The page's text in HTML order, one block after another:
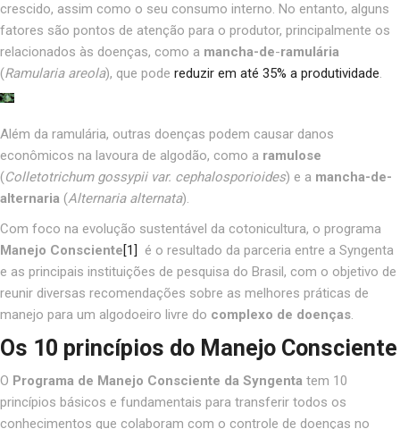
crescido, assim como o seu consumo interno. No entanto, alguns
fatores são pontos de atenção para o produtor, principalmente os
relacionados às doenças, como a mancha-de-ramulária
(Ramularia areola), que pode reduzir em até 35% a produtividade.
Além da ramulária, outras doenças podem causar danos
econômicos na lavoura de algodão, como a ramulose
(Colletotrichum gossypii var. cephalosporioides) e a mancha-de-
alternaria (Alternaria alternata).
Com foco na evolução sustentável da cotonicultura, o programa
Manejo Consciente[1]
é o resultado da parceria entre a Syngenta
e as principais instituições de pesquisa do Brasil, com o objetivo de
reunir diversas recomendações sobre as melhores práticas de
manejo para um algodoeiro livre do complexo de doenças.
Os 10 princípios do Manejo Consciente
O Programa de Manejo Consciente da Syngenta tem 10
princípios básicos e fundamentais para transferir todos os
conhecimentos que colaboram com o controle de doenças no